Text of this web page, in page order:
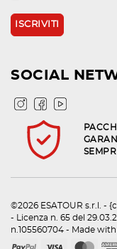
SOCIAL
©2026 ESATOUR s.r.l. -
- Licenza n. 65 del
n.105560704 - Made with